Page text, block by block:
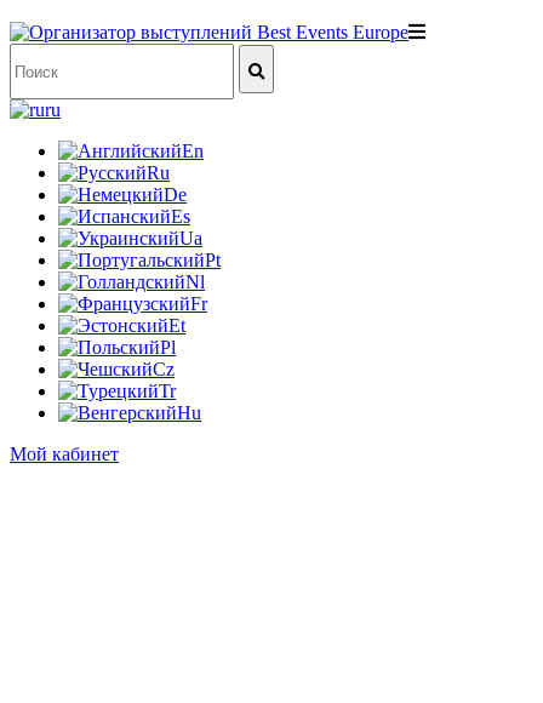
ru
En
Ru
De
Es
Ua
Pt
Nl
Fr
Et
Pl
Cz
Tr
Hu
Мой кабинет